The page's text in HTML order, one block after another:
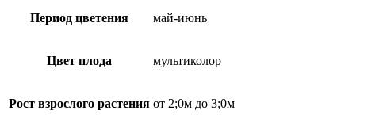
Период цветения май-июнь
Цвет плода мультиколор
Рост взрослого растения от 2;0м до 3;0м